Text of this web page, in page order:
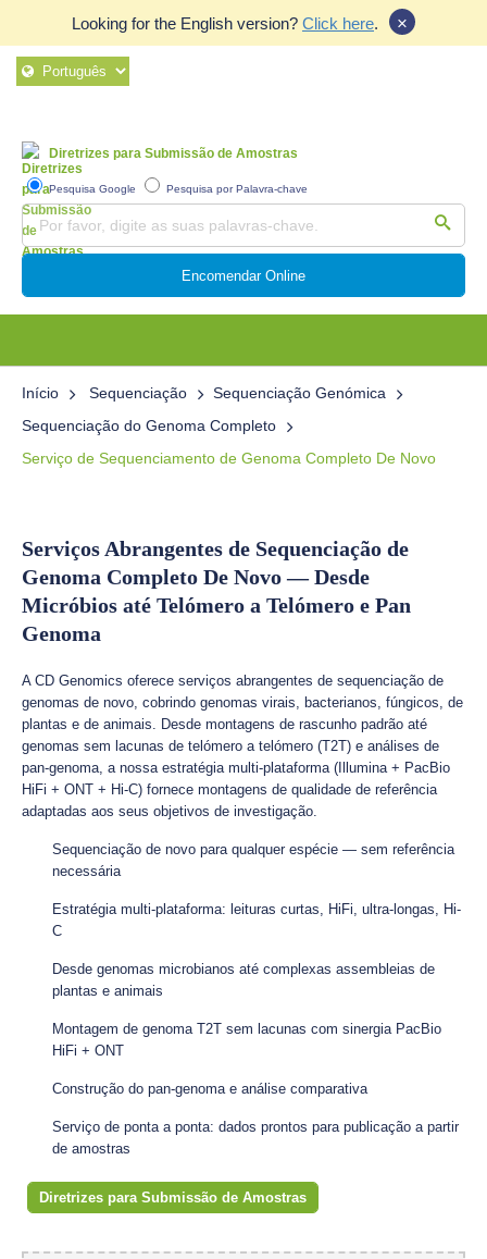
Looking for the English version? Click here. ×
Diretrizes para Submissão de Amostras
Pesquisa Google Pesquisa por Palavra-chave
Encomendar Online
Início Sequenciação
Sequenciação Genómica
Sequenciação do Genoma Completo
Serviço de Sequenciamento de Genoma Completo De Novo
Serviços Abrangentes de Sequenciação de
Genoma Completo De Novo — Desde
Micróbios até Telómero a Telómero e Pan
Genoma
A CD Genomics oferece serviços abrangentes de sequenciação de
genomas de novo, cobrindo genomas virais, bacterianos, fúngicos, de
plantas e de animais. Desde montagens de rascunho padrão até
genomas sem lacunas de telómero a telómero (T2T) e análises de
pan-genoma, a nossa estratégia multi-plataforma (Illumina + PacBio
HiFi + ONT + Hi-C) fornece montagens de qualidade de referência
adaptadas aos seus objetivos de investigação.
Sequenciação de novo para qualquer espécie — sem referência
necessária
Estratégia multi-plataforma: leituras curtas, HiFi, ultra-longas, Hi-
C
Desde genomas microbianos até complexas assembleias de
plantas e animais
Montagem de genoma T2T sem lacunas com sinergia PacBio
HiFi + ONT
Construção do pan-genoma e análise comparativa
Serviço de ponta a ponta: dados prontos para publicação a partir
de amostras
Diretrizes para Submissão de Amostras